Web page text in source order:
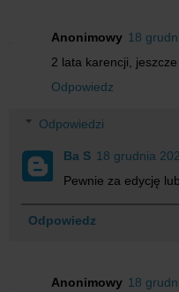
Anonimowy 18
2 lata karencji,
Odpowiedz
Odpowiedzi
Ba S 18 grudnia
Pewnie za edycję
Odpowiedz
Anonimowy 18